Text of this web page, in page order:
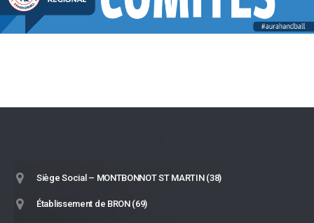
Siège Social – MONTBONNOT ST MARTIN (38)
Établissement de BRON (69)